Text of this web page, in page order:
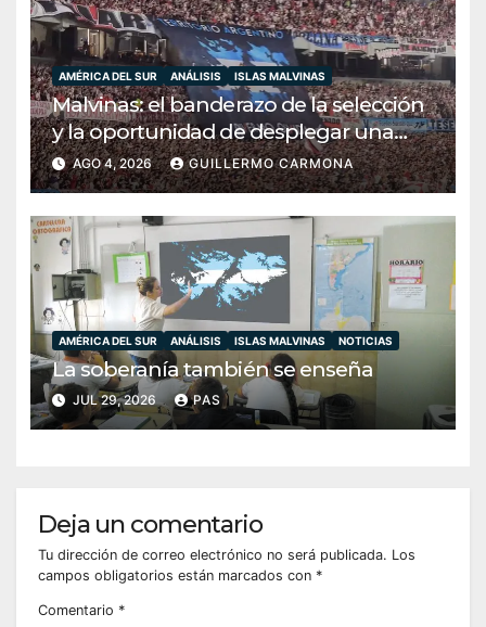
AMÉRICA DEL SUR ANÁLISIS ISLAS MALVINAS
Malvinas: el banderazo de la selección
y la oportunidad de desplegar una
diplomacia soberana
AGO 4, 2026 GUILLERMO CARMONA
AMÉRICA DEL SUR ANÁLISIS ISLAS MALVINAS NOTICIAS
La soberanía también se enseña
JUL 29, 2026 PAS
Deja un comentario
Tu dirección de correo electrónico no será publicada. Los
campos obligatorios están marcados con *
Comentario *